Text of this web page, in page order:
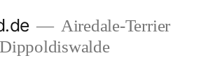
Airedale-Terrier